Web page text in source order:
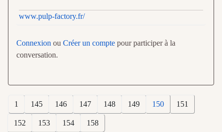
www.pulp-factory.fr/
Connexion ou Créer un compte pour participer à la
conversation.
1 145 146 147 148 149 150 151
152 153 154 158